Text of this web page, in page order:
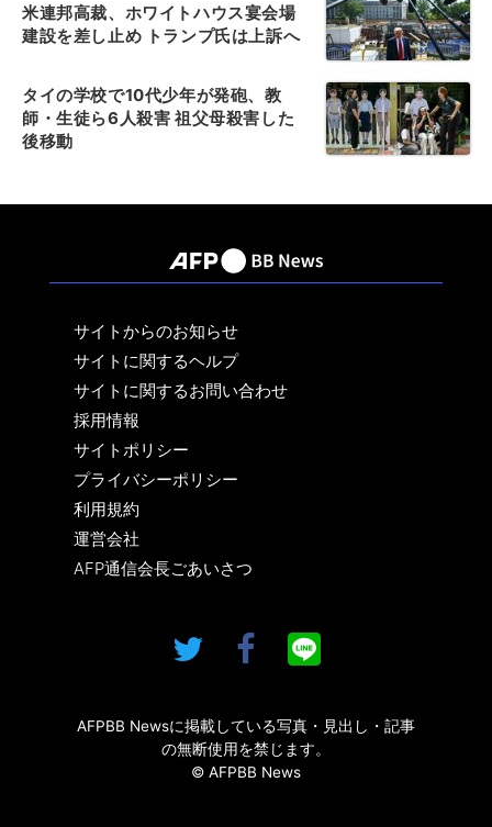
米連邦高裁、ホワイトハウス宴会場
建設を差し止め トランプ氏は上訴へ
タイの学校で10代少年が発砲、教
師・生徒ら6人殺害 祖父母殺害した
後移動
サイトからのお知らせ
サイトに関するヘルプ
サイトに関するお問い合わせ
採用情報
サイトポリシー
プライバシーポリシー
利用規約
運営会社
AFP通信会長ごあいさつ
AFPBB Newsに掲載している写真・見出し・記事
の無断使用を禁じます。
© AFPBB News